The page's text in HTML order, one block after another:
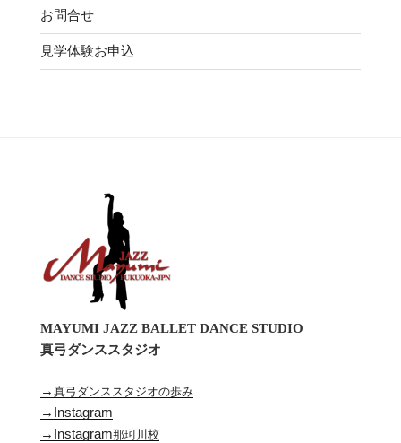
お問合せ
見学体験お申込
MAYUMI JAZZ BALLET DANCE STUDIO
真弓ダンススタジオ
→ 真弓ダンススタジオの歩み
→Instagram
→Instagram那珂川校